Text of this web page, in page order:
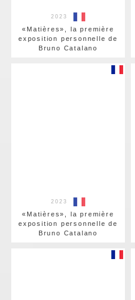
2023
«Matières», la première
exposition personnelle de
Bruno Catalano
2023
«Matières», la première
exposition personnelle de
Bruno Catalano